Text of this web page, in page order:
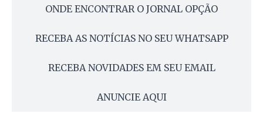
ONDE ENCONTRAR O JORNAL OPÇÃO
RECEBA AS NOTÍCIAS NO SEU WHATSAPP
RECEBA NOVIDADES EM SEU EMAIL
ANUNCIE AQUI